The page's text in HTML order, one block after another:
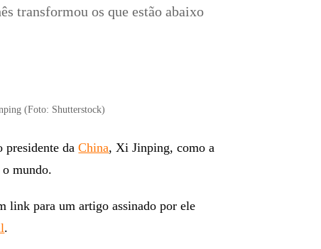
transformou os que estão abaixo
(Foto: Shutterstock)
presidente daChina, Xi Jinping, como a
o mundo.
link para um artigo assinado por ele
.